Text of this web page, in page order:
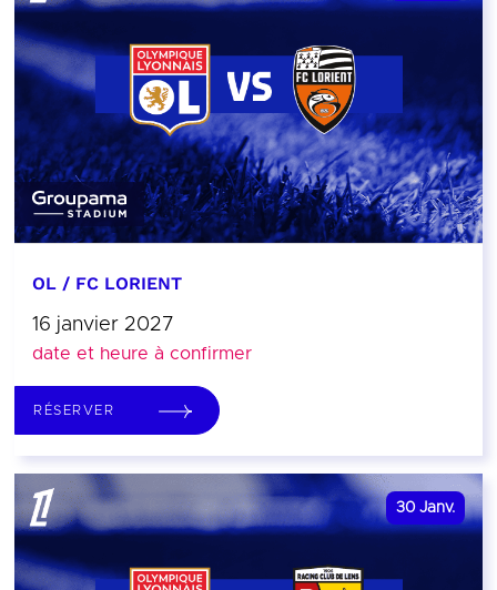
OL / FC LORIENT
16 janvier 2027
date et heure à confirmer
RÉSERVER
30 Janv.